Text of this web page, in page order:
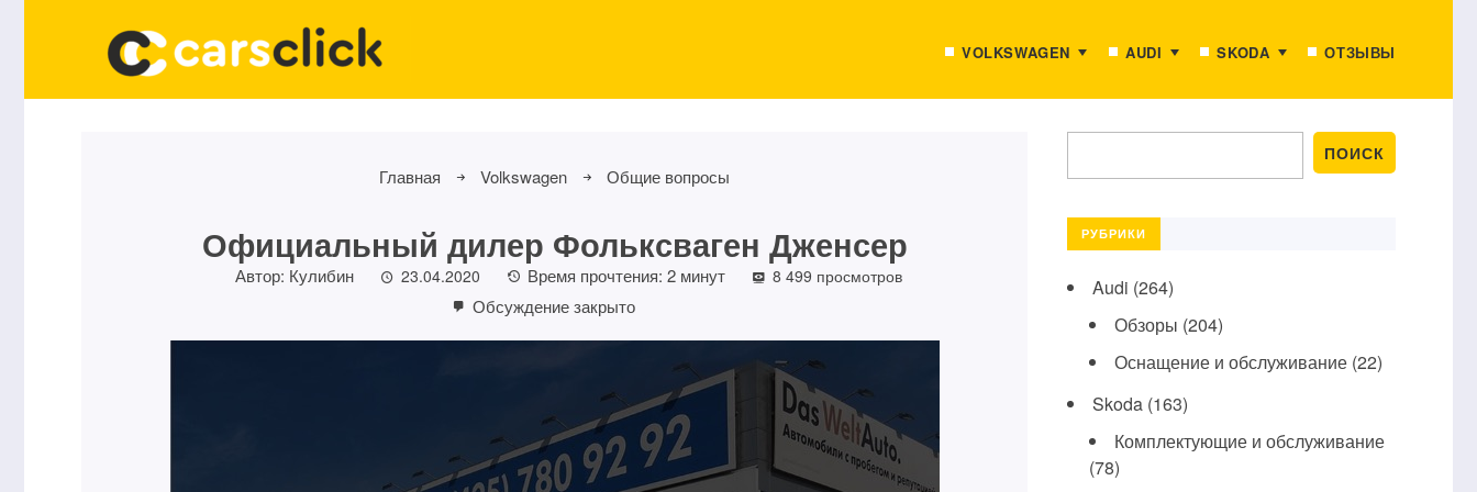
VOLKSWAGEN AUDI SKODA ОТЗЫВЫ
Главная Volkswagen Общие вопросы
Официальный дилер Фольксваген Дженсер
Автор: Кулибин 23.04.2020 Время прочтения: 2 минут 8 499 просмотров
Обсуждение закрыто
РУБРИКИ
Audi (264)
Обзоры (204)
Оснащение и обслуживание(22)
Skoda(163)
Комплектующие и обслуживание
(78)